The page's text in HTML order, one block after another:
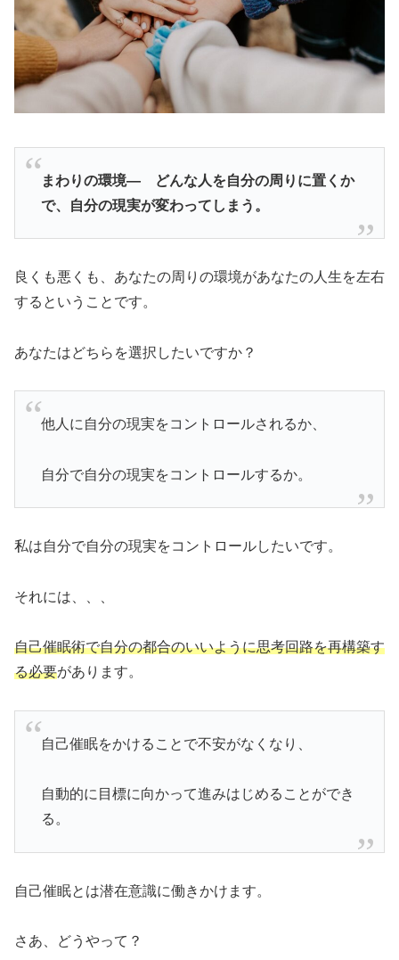
まわりの環境― どんな人を自分の周りに置くか
で、自分の現実が変わってしまう。
良くも悪くも、あなたの周りの環境があなたの人生を左右
するということです。
あなたはどちらを選択したいですか？
他人に自分の現実をコントロールされるか、
自分で自分の現実をコントロールするか。
私は自分で自分の現実をコントロールしたいです。
それには、、、
自己催眠術で自分の都合のいいように思考回路を再構築す
る必要があります。
自己催眠をかけることで不安がなくなり、
自動的に目標に向かって進みはじめることができ
る。
自己催眠とは潜在意識に働きかけます。
さあ、どうやって？